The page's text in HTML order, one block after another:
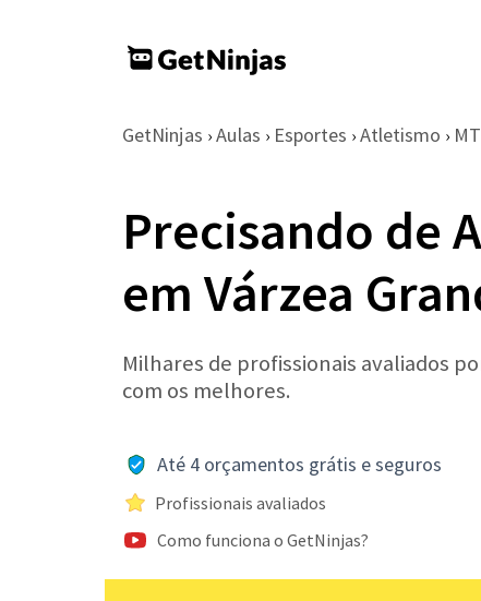
GetNinjas › Aulas › Esportes › Atletismo › MT
Precisando de
em Várzea
Milhares de profissionais avaliados
com os melhores.
Até 4 orçamentos grátis e seguros
Profissionais avaliados
Como funciona o GetNinjas?